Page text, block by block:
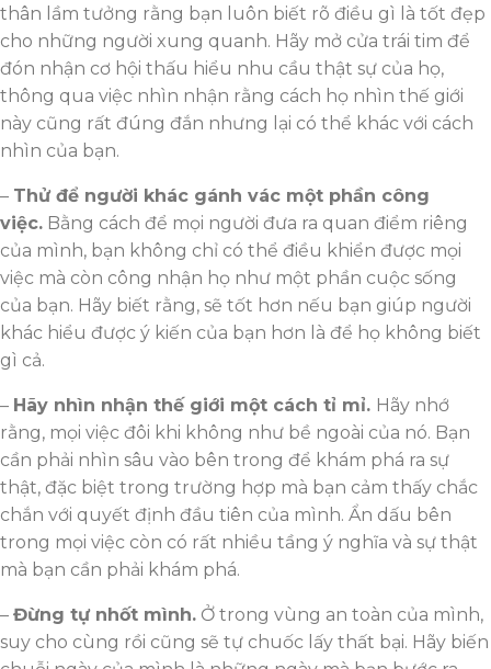
thân lầm tưởng rằng bạn luôn biết rõ điều gì là tốt đẹp
cho những người xung quanh. Hãy mở cửa trái tim để
đón nhận cơ hội thấu hiểu nhu cầu thật sự của họ,
thông qua việc nhìn nhận rằng cách họ nhìn thế giới
này cũng rất đúng đắn nhưng lại có thể khác với cách
nhìn của bạn.
– Thử để người khác gánh vác một phần công
việc. Bằng cách để mọi người đưa ra quan điểm riêng
của mình, bạn không chỉ có thể điều khiển được mọi
việc mà còn công nhận họ như một phần cuộc sống
của bạn. Hãy biết rằng, sẽ tốt hơn nếu bạn giúp người
khác hiểu được ý kiến của bạn hơn là để họ không biết
gì cả.
– Hãy nhìn nhận thế giới một cách tỉ mỉ. Hãy nhớ
rằng, mọi việc đôi khi không như bề ngoài của nó. Bạn
cần phải nhìn sâu vào bên trong để khám phá ra sự
thật, đặc biệt trong trường hợp mà bạn cảm thấy chắc
chắn với quyết định đầu tiên của mình. Ẩn dấu bên
trong mọi việc còn có rất nhiều tầng ý nghĩa và sự thật
mà bạn cần phải khám phá.
– Đừng tự nhốt mình. Ở trong vùng an toàn của mình,
suy cho cùng rồi cũng sẽ tự chuốc lấy thất bại. Hãy biến